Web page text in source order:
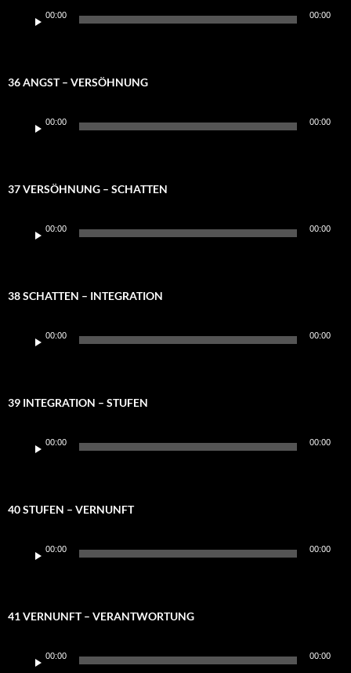
Player
00:00 00:00
36 ANGST – VERSÖHNUNG
Player
00:00 00:00
37 VERSÖHNUNG – SCHATTEN
Player
00:00 00:00
38 SCHATTEN – INTEGRATION
Player
00:00 00:00
39 INTEGRATION – STUFEN
Player
00:00 00:00
40 STUFEN – VERNUNFT
Player
00:00 00:00
41 VERNUNFT – VERANTWORTUNG
Player
00:00 00:00